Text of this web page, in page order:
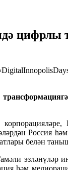
цифрлы
Россия
белән
эзләнүләр
һәм